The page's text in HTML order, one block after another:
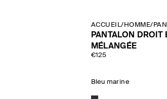
ACCUEIL/ HOMME/
PANTALON DROIT
MÉLANGÉE
€125
Bleu marine